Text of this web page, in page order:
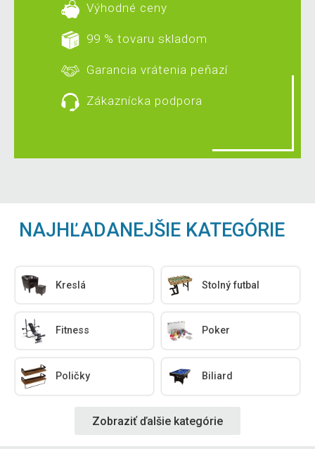
Výhodné ceny
99 % tovaru skladom
Garancia vrátenia peňazí
Zákaznícka podpora
NAJHĽADANEJŠIE KATEGÓRIE
Kreslá Stolný futbal
Fitness Poker
Poličky Biliard
Zobraziť ďalšie kategórie